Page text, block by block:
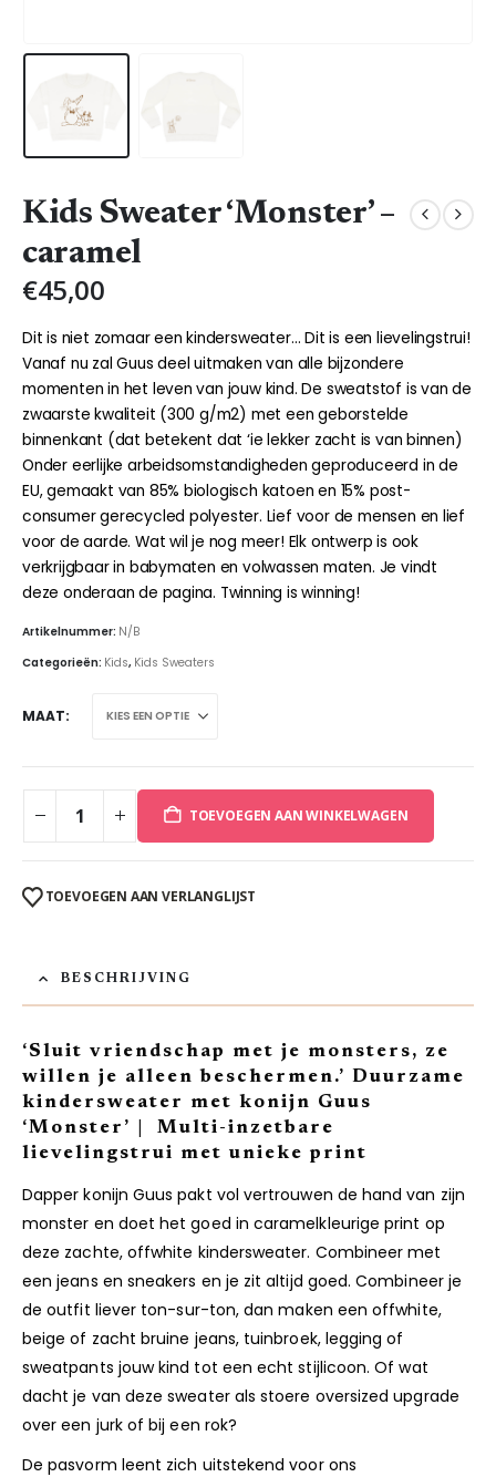
Kids Sweater ‘Monster’ –
caramel
€45,00
Dit is niet zomaar een kindersweater… Dit is een lievelingstrui!
Vanaf nu zal Guus deel uitmaken van alle bijzondere
momenten in het leven van jouw kind. De sweatstof is van de
zwaarste kwaliteit (300 g/m2) met een geborstelde
binnenkant (dat betekent dat ‘ie lekker zacht is van binnen)
Onder eerlijke arbeidsomstandigheden geproduceerd in de
EU, gemaakt van 85% biologisch katoen en 15% post-
consumer gerecycled polyester. Lief voor de mensen en lief
voor de aarde. Wat wil je nog meer! Elk ontwerp is ook
verkrijgbaar in babymaten en volwassen maten. Je vindt
deze onderaan de pagina. Twinning is winning!
Artikelnummer: N/B
Categorieën: Kids, Kids Sweaters
MAAT
TOEVOEGEN AAN WINKELWAGEN
TOEVOEGEN AAN VERLANGLIJST
BESCHRIJVING
‘Sluit vriendschap met je monsters, ze
willen je alleen beschermen.’ Duurzame
kindersweater met konijn Guus
‘Monster’ | Multi-inzetbare
lievelingstrui met unieke print
Dapper konijn Guus pakt vol vertrouwen de hand van zijn
monster en doet het goed in caramelkleurige print op
deze zachte, offwhite kindersweater. Combineer met
een jeans en sneakers en je zit altijd goed. Combineer je
de outfit liever ton-sur-ton, dan maken een offwhite,
beige of zacht bruine jeans, tuinbroek, legging of
sweatpants jouw kind tot een echt stijlicoon. Of wat
dacht je van deze sweater als stoere oversized upgrade
over een jurk of bij een rok?
De pasvorm leent zich uitstekend voor ons